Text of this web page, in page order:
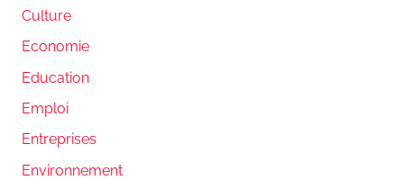
Culture
Economie
Education
Emploi
Entreprises
Environnement